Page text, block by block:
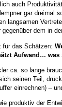
auch
gar dreimal
langsamen
dem in
für das Schätzen:
Aufwand…
ca. so lange
seinen Teil,
einrechnen) –
produktiv der